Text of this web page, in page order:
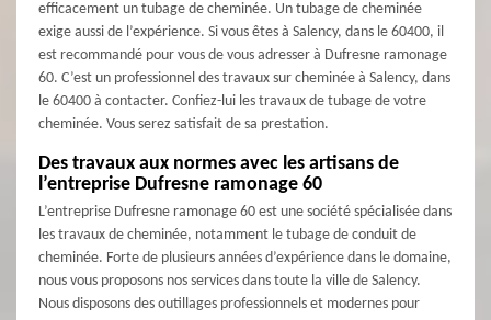
efficacement un tubage de cheminée. Un tubage de cheminée
exige aussi de l’expérience. Si vous êtes à Salency, dans le 60400, il
est recommandé pour vous de vous adresser à Dufresne ramonage
60. C’est un professionnel des travaux sur cheminée à Salency, dans
le 60400 à contacter. Confiez-lui les travaux de tubage de votre
cheminée. Vous serez satisfait de sa prestation.
Des travaux aux normes avec les artisans de
l’entreprise Dufresne ramonage 60
L’entreprise Dufresne ramonage 60 est une société spécialisée dans
les travaux de cheminée, notamment le tubage de conduit de
cheminée. Forte de plusieurs années d’expérience dans le domaine,
nous vous proposons nos services dans toute la ville de Salency.
Nous disposons des outillages professionnels et modernes pour